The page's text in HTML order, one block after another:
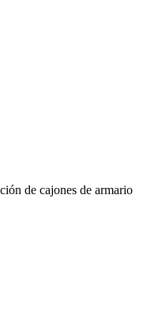
de cajones de armario